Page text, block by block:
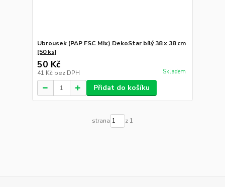
Ubrousek (PAP FSC Mix) DekoStar bílý 38 x 38 cm
[50 ks]
50 Kč
41 Kč bez DPH Skladem
Přidat do košíku
strana z 1